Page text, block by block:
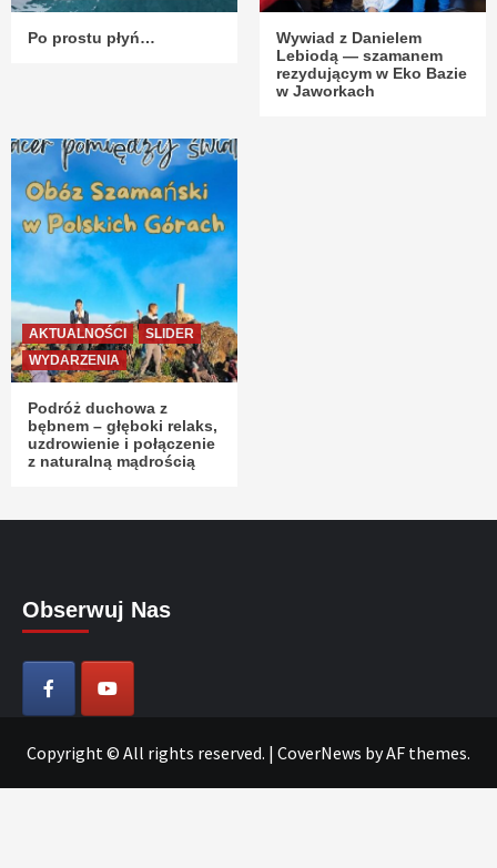
Po prostu płyń…
Wywiad z Danielem
Lebiodą — szamanem
rezydującym w Eko Bazie
w Jaworkach
AKTUALNOŚCI
SLIDER
WYDARZENIA
Podróż duchowa z
bębnem – głęboki relaks,
uzdrowienie i połączenie
z naturalną mądrością
Obserwuj Nas
Copyright © All rights reserved. | CoverNews by AF themes.